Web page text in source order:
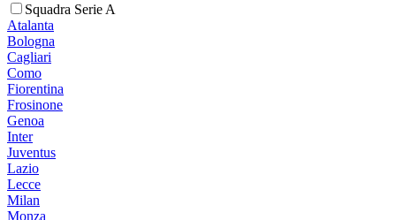
Squadra Serie A
Atalanta
Bologna
Cagliari
Como
Fiorentina
Frosinone
Genoa
Inter
Juventus
Lazio
Lecce
Milan
Monza